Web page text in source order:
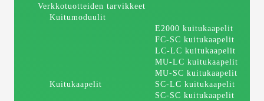
Verkkotuotteiden tarvikkeet
Kuitumoduulit
Kuitukaapelit
E2000 kuitukaapelit
FC-SC kuitukaapelit
LC-LC kuitukaapelit
MU-LC kuitukaapelit
MU-SC kuitukaapelit
SC-LC kuitukaapelit
SC-SC kuitukaapelit